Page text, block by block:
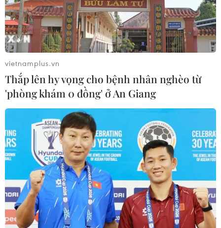
Nga và Ukraine tiếp tục tấn
công qua lại, thương vong không
ngừng gia tăng
04/08/2026 15:54
Pháp ghi nhận tháng 7 nóng nhất
04/08/2026 15:17
Tây Ban Nha phát trực tiếp nhật thực
toàn phần từ độ cao 9.000 m
04/08/2026 13:23
vietnamplus.vn
Thắp lên hy vọng cho bệnh nhân nghèo từ
'phòng khám 0 đồng' ở An Giang